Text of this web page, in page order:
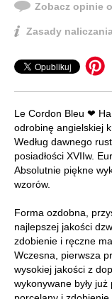
Zobacz opinie
Zasady
Le Cordon Bleu ❤
odrobinę angielskiej
Według dawnego
posiadłości XVIIw.
Absolutnie piękne
wzorów.
Forma ozdobna,
najlepszej jakości
zdobienie i ręczne
Wczesna, pierwsza
wysokiej jakości z
wykonywane były